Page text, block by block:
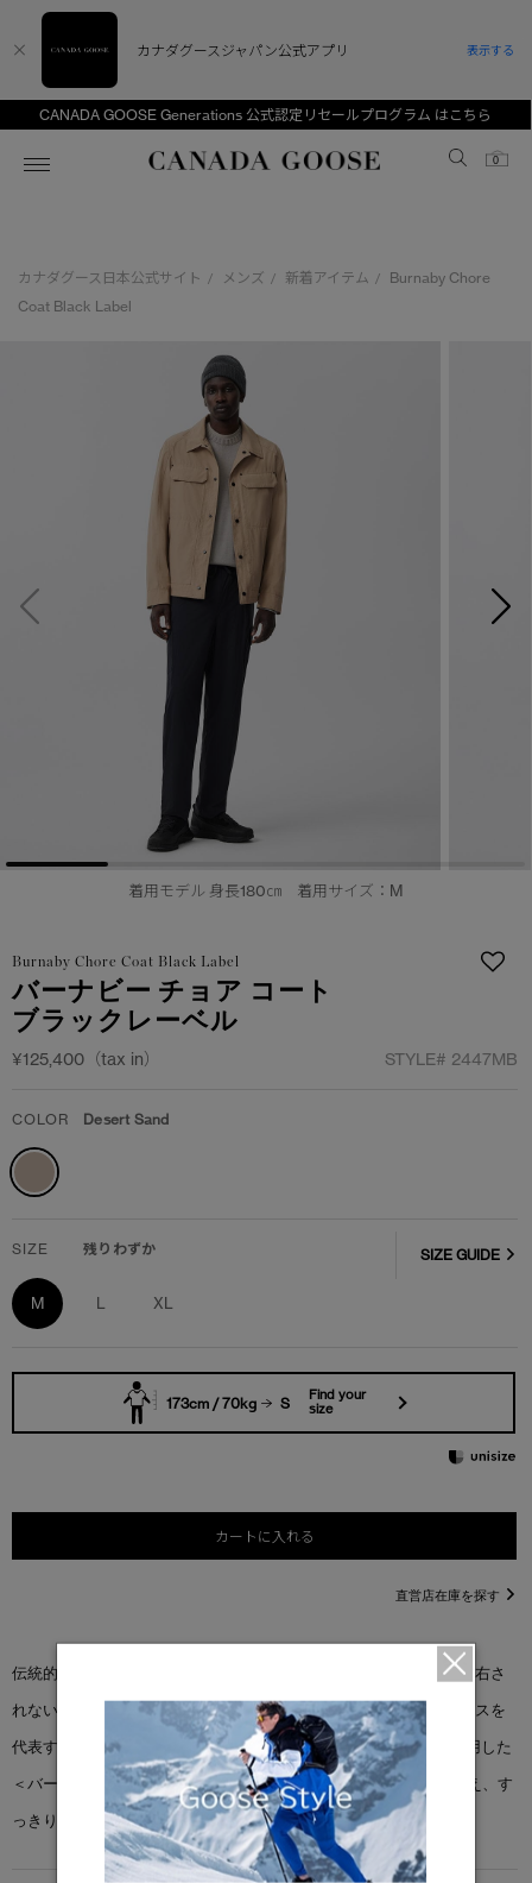
CANADA GOOSE Generations 公式認定リセールプログラム はこちら
Canada Goose
0
スノーグース
アンバサダー
スプリングコレクション
ウィメンズ TOP
ベストセラー
FW26コレクション
サマー 26 コレクション
サマー 26 コレクションLOOK
日本限定モデル
メイドインジャパンTシャツ
アウターウェア
アパレル
アクセサリー
コレクション
メンズ TOP
ベストセラー
FW26コレクション
サマー 26 コレクション
サマー 26 コレクションLOOK
日本限定モデル
メイドインジャパンTシャツ
アウターウェア
アパレル
アクセサリー
コレクション
キッズ TOP
キッズ（2‐7歳)
ユース（6＋歳)
コレクション
CANADA GOOSE Generationsは、アウター
ウェアの下取り・再販を通じて、長く愛される製
品の価値を受け継いでいきます。
アーカイブの希少なピースもご覧いただけます。
詳しく見る
カナダグース日本公式サイト / メンズ / 新着アイテム /
Burnaby Chore
Coat Black Label
着用モデル 身長180㎝ 着用サイズ：M
Burnaby Chore Coat Black Label
バーナビー チョア コート
ブラックレーベル
¥125,400（tax in） STYLE# 2447MB
COLOR Desert Sand
SIZE 残りわずか
M L XL
SIZE GUIDE
173cm / 70kg S
Find your
size
カートに入れる
直営店在庫を探す
伝統的なワーキングウェアに現代的なデザイン性を加え、気温に左右さ
れない、トランジショナルなスタイルが完成しました。カナダグースを
代表するリサイクルオーガニックアークティックテック®生地を使用した
＜バーナビー チョア コート＞は、開襟構造でスナップボタンを備え、す
っきりとしたライニングが特徴です。
カナダグースジャパン公式アプリ 表示する